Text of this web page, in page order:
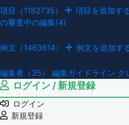
項目（1182735） 項目を追加す
の審査中の編集(4)
例文（1463614） 例文を追加す
編集者（35） 編集ガイドライン ク
ログイン / 新規登録
ログイン
新規登録